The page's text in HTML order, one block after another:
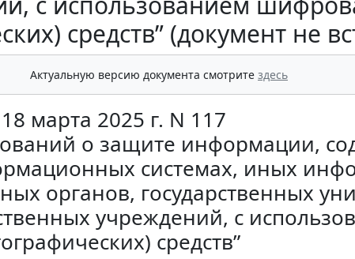
средств” (документ не
Актуальную версию документа смотрите здесь
марта 2025 г. N 117
о защите информации,
системах, иных
органов, государственных
учреждений, с
средств”